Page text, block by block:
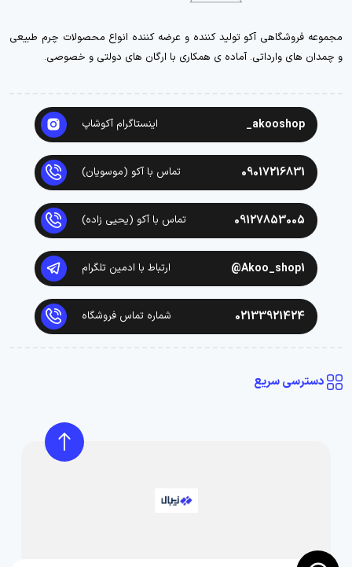
مجموعه فروشگاهی آکو تولید کننده و عرضه کننده انواع محصولات چرم طبیعی
و چمدان های وارداتی. آماده ی همکاری با ارگان های دولتی و خصوصی.
akooshop_ اینستاگرام آکوشاپ
09017216831 تماس با آکو (موسویان)
09127853005 تماس با آکو (یحیی زاده)
Akoo_shop1@ ارتباط با ادمین تلگرام
02133921424 شماره تماس فروشگاه
دسترسی سریع